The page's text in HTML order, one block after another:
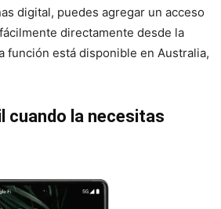
digital, puedes agregar un acceso
directamente desde la
función está disponible en Australia,
cuando la necesitas